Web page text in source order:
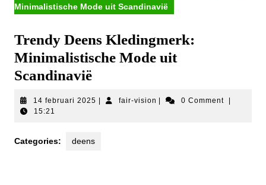
Minimalistische Mode uit Scandinavië
Trendy Deens Kledingmerk:
Minimalistische Mode uit
Scandinavië
14 februari 2025 14
fair-vision fair-
0 Comment
15:21
Categories: deens